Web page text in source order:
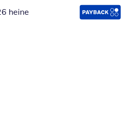
heine